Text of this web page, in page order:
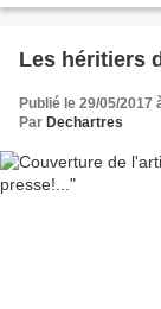
Les héritiers
Publié le 29/05/2017
Par Dechartres